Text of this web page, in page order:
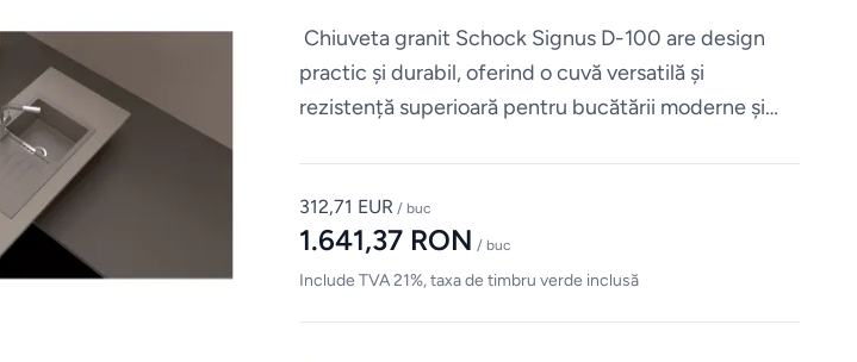
Chiuveta granit Schock Signus D-100 are design
practic și durabil, oferind o cuvă versatilă și
rezistență superioară pentru bucătării moderne și
312,71 EUR / buc
1.641,37 RON / buc
Include TVA 21%, taxa de timbru verde inclusă